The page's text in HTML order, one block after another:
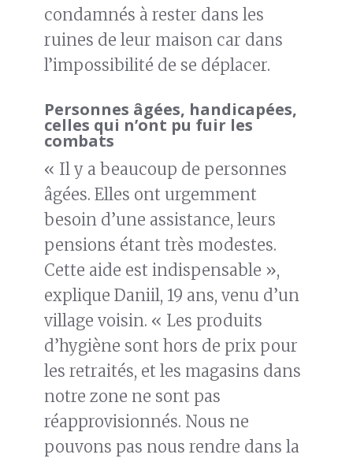
condamnés à rester dans les
ruines de leur maison car dans
l’impossibilité de se déplacer.
Personnes âgées, handicapées,
celles qui n’ont pu fuir les
combats
« Il y a beaucoup de personnes
âgées. Elles ont urgemment
besoin d’une assistance, leurs
pensions étant très modestes.
Cette aide est indispensable »,
explique Daniil, 19 ans, venu d’un
village voisin. « Les produits
d’hygiène sont hors de prix pour
les retraités, et les magasins dans
notre zone ne sont pas
réapprovisionnés. Nous ne
pouvons pas nous rendre dans la